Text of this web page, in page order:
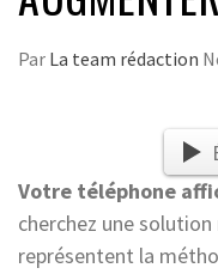
Par La team rédaction
Votre téléphone
cherchez une
représentent la